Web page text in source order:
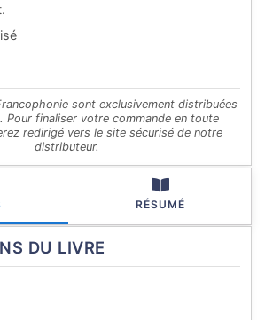
sont exclusivement distribuées
. Pour finaliser votre commande en toute
redirigé vers le site sécurisé de notre
distributeur.
RÉSUMÉ
DU LIVRE